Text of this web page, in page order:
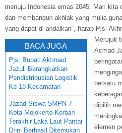
menuju Indonesia emas 2045. Mari kita
dan membangun akhlak yang mulia
yang dapat di andalkan", harap Pjs.
BACA JUGA
Pjs. Bupati Akhmad
Jazuli Berangkatkan
Pendistribusian Logistik
Ke 18 Kecamatan
Jazad Siswa SMPN-7
Kota Mojokerto Korban
Terakhir Laka Laut Pantai
Drini Berhasil Ditemukan
Merujuk
Acmad
bersatu
dipilih
elemen